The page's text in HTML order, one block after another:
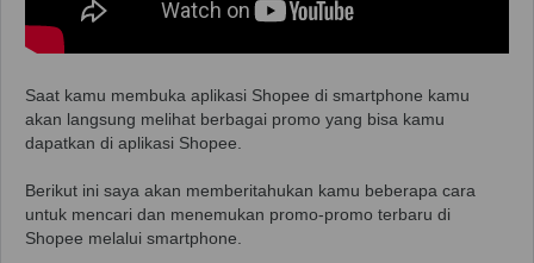
Saat kamu membuka aplikasi Shopee di smartphone kamu
akan langsung melihat berbagai promo yang bisa kamu
dapatkan di aplikasi Shopee.
Berikut ini saya akan memberitahukan kamu beberapa cara
untuk mencari dan menemukan promo-promo terbaru di
Shopee melalui smartphone.